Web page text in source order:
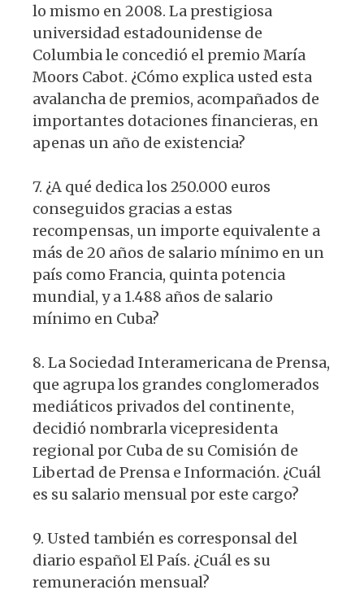
lo mismo en 2008. La prestigiosa
universidad estadounidense de
Columbia le concedió el premio María
Moors Cabot. ¿Cómo explica usted esta
avalancha de premios, acompañados de
importantes dotaciones financieras, en
apenas un año de existencia?
7. ¿A qué dedica los 250.000 euros
conseguidos gracias a estas
recompensas, un importe equivalente a
más de 20 años de salario mínimo en un
país como Francia, quinta potencia
mundial, y a 1.488 años de salario
mínimo en Cuba?
8. La Sociedad Interamericana de Prensa,
que agrupa los grandes conglomerados
mediáticos privados del continente,
decidió nombrarla vicepresidenta
regional por Cuba de su Comisión de
Libertad de Prensa e Información. ¿Cuál
es su salario mensual por este cargo?
9. Usted también es corresponsal del
diario español El País. ¿Cuál es su
remuneración mensual?